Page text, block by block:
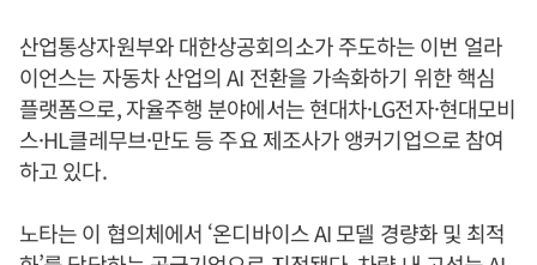
산업통상자원부와 대한상공회의소가 주도하는 이번 얼라
이언스는 자동차 산업의 AI 전환을 가속화하기 위한 핵심
플랫폼으로, 자율주행 분야에서는 현대차·LG전자·현대모비
스·HL클레무브·만도 등 주요 제조사가 앵커기업으로 참여
하고 있다.
노타는 이 협의체에서 ‘온디바이스 AI 모델 경량화 및 최적